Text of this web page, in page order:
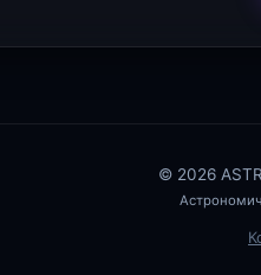
© 2026